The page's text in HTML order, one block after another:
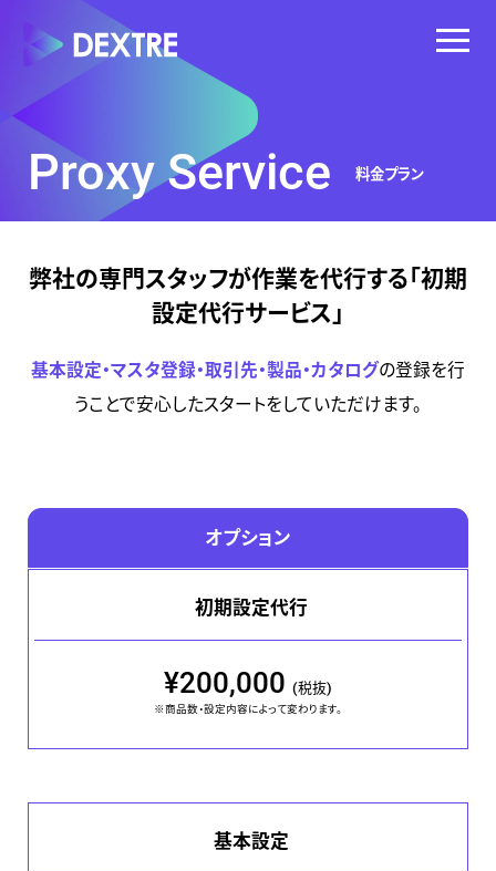
Proxy Service 料金プラン
弊社の専門スタッフが作業を代行する「初期
設定代行サービス」
基本設定・マスタ登録・取引先・製品・カタログの登録を行
うことで安心したスタートをしていただけます。
オプション
初期設定代行
¥200,000 (税抜)
※商品数・設定内容によって変わります。
基本設定